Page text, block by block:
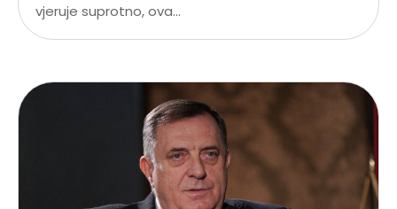
vjeruje suprotno, ova...